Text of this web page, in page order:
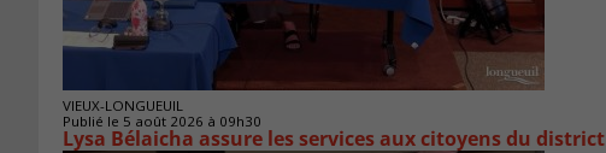
VIEUX-LONGUEUIL
Publié le 5 août 2026 à 09h30
Lysa Bélaicha assure les services aux citoyens du